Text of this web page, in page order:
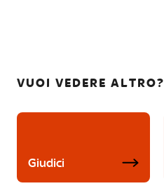
VUOI VEDERE ALTRO?
Giudici